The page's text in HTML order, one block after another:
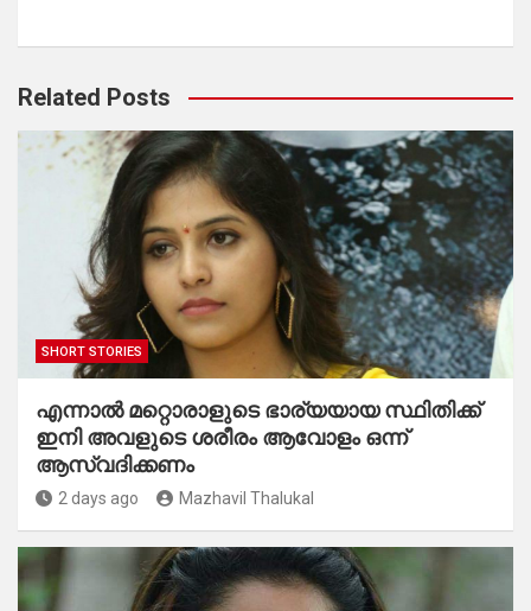
Related Posts
SHORT STORIES
എന്നാൽ മറ്റൊരാളുടെ ഭാര്യയായ സ്ഥിതിക്ക്
ഇനി അവളുടെ ശരീരം ആവോളം ഒന്ന്
ആസ്വദിക്കണം
2 days ago Mazhavil Thalukal